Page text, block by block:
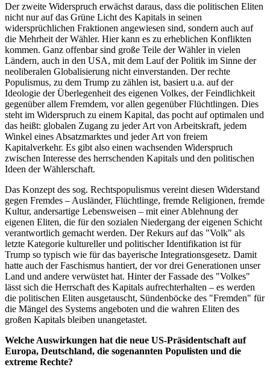
Der zweite Widerspruch erwächst daraus, dass die politischen Eliten
nicht nur auf das Grüne Licht des Kapitals in seinen
widersprüchlichen Fraktionen angewiesen sind, sondern auch auf
die Mehrheit der Wähler. Hier kann es zu erheblichen Konflikten
kommen. Ganz offenbar sind große Teile der Wähler in vielen
Ländern, auch in den USA, mit dem Lauf der Politik im Sinne der
neoliberalen Globalisierung nicht einverstanden. Der rechte
Populismus, zu dem Trump zu zählen ist, basiert u.a. auf der
Ideologie der Überlegenheit des eigenen Volkes, der Feindlichkeit
gegenüber allem Fremdem, vor allen gegenüber Flüchtlingen. Dies
steht im Widerspruch zu einem Kapital, das pocht auf optimalen und
das heißt: globalen Zugang zu jeder Art von Arbeitskraft, jedem
Winkel eines Absatzmarktes und jeder Art von freiem
Kapitalverkehr. Es gibt also einen wachsenden Widerspruch
zwischen Interesse des herrschenden Kapitals und den politischen
Ideen der Wählerschaft.
Das Konzept des sog. Rechtspopulismus vereint diesen Widerstand
gegen Fremdes – Ausländer, Flüchtlinge, fremde Religionen, fremde
Kultur, andersartige Lebensweisen – mit einer Ablehnung der
eigenen Eliten, die für den sozialen Niedergang der eigenen Schicht
verantwortlich gemacht werden. Der Rekurs auf das "Volk" als
letzte Kategorie kultureller und politischer Identifikation ist für
Trump so typisch wie für das bayerische Integrationsgesetz. Damit
hatte auch der Faschismus hantiert, der vor drei Generationen unser
Land und andere verwüstet hat. Hinter der Fassade des "Volkes"
lässt sich die Herrschaft des Kapitals aufrechterhalten – es werden
die politischen Eliten ausgetauscht, Sündenböcke des "Fremden" für
die Mängel des Systems angeboten und die wahren Eliten des
großen Kapitals bleiben unangetastet.
Welche Auswirkungen hat die neue US-Präsidentschaft auf
Europa, Deutschland, die sogenannten Populisten und die
extreme Rechte?